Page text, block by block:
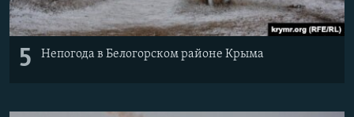
5 Непогода в Белогорском районе Крыма